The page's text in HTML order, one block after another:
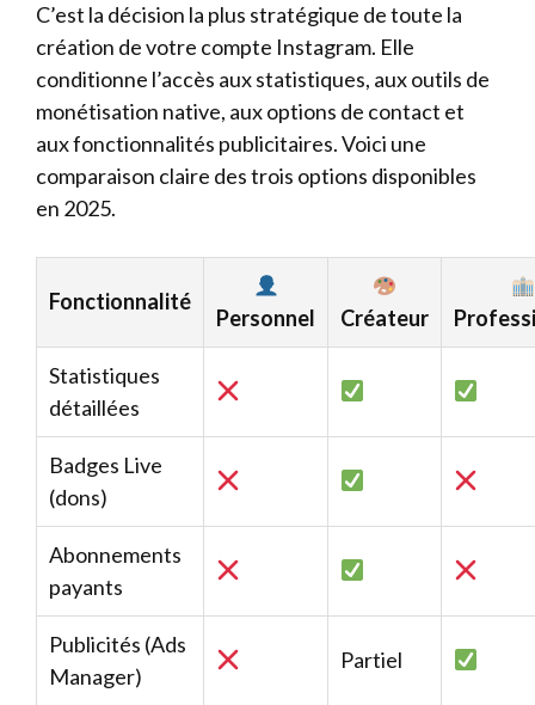
C’est la décision la plus stratégique de toute la
création de votre compte Instagram. Elle
conditionne l’accès aux statistiques, aux outils de
monétisation native, aux options de contact et
aux fonctionnalités publicitaires. Voici une
comparaison claire des trois options disponibles
en 2025.
Fonctionnalité
Personnel Créateur
Statistiques
détaillées
Badges Live
(dons)
Abonnements
payants
Publicités (Ads
Manager)
Partiel